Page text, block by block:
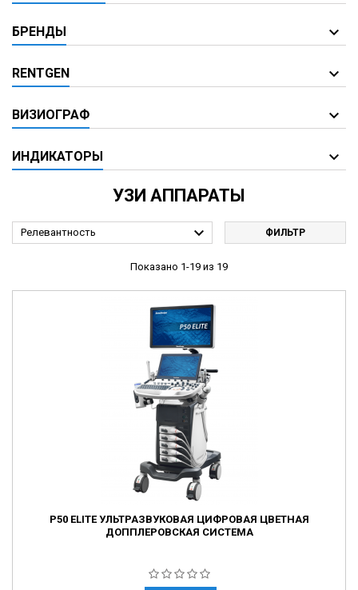
БРЕНДЫ
RENTGEN
ВИЗИОГРАФ
ИНДИКАТОРЫ
УЗИ АППАРАТЫ
Релевантность  ФИЛЬТР
Показано 1-19 из 19
P50 ELITE УЛЬТРАЗВУКОВАЯ ЦИФРОВАЯ ЦВЕТНАЯ
ДОППЛЕРОВСКАЯ СИСТЕМА